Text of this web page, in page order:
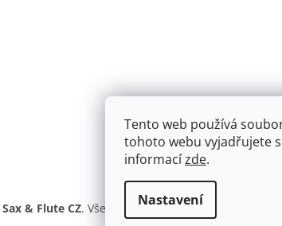
Tento web používá
tohoto webu vyjadřujete
informacízde.
Nastavení
Sax & Flute CZ. Všechna práva vyhrazena.